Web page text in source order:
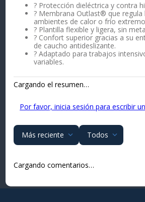
? Protección dieléctrica y contra
? Membrana Outlast® que
ambientes de calor o frío
? Plantilla flexible y ligera, sin
? Confort superior gracias a su
de caucho antideslizante.
? Adaptado para trabajos
variables.
Cargando el resumen…
Por favor, inicia sesión para escribir
Más reciente Todos
Cargando comentarios…